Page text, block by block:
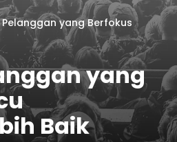
yang Berfokus
yang
Baik